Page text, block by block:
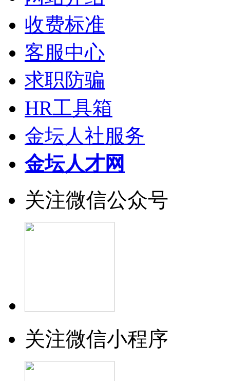
收费标准
客服中心
求职防骗
HR工具箱
金坛人社服务
金坛人才网
关注微信公众号
关注微信小程序